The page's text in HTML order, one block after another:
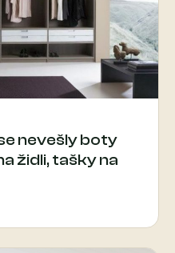
nevešly boty
židli, tašky na